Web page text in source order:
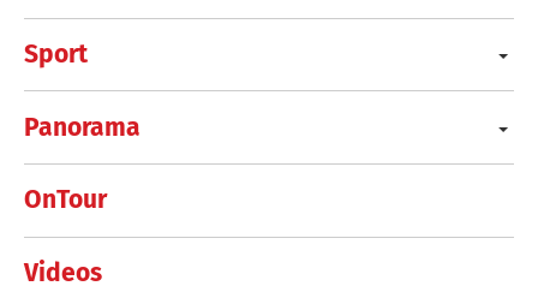
Sport
Panorama
OnTour
Videos